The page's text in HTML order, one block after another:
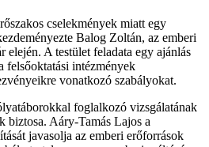
cselekmények miatt egy
Balog Zoltán, az emberi
elején. A testület feladata egy ajánlás
felsőoktatási intézmények
vonatkozó szabályokat.
foglalkozó vizsgálatának
biztosa. Aáry-Tamás Lajos a
javasolja az emberi erőforrások